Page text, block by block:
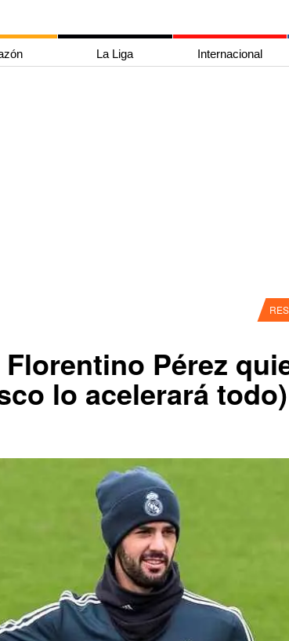
La Liga Internacional
Pérez
lo acelerará todo)